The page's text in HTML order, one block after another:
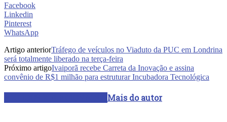
Facebook
Linkedin
Pinterest
WhatsApp
Artigo anteriorTráfego de veículos no Viaduto da PUC em Londrina
será totalmente liberado na terça-feira
Próximo artigoIvaiporã recebe Carreta da Inovação e assina
convênio de R$1 milhão para estruturar Incubadora Tecnológica
Mais do autor